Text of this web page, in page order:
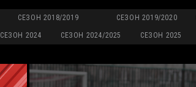
СЕЗОН 2018/2019 СЕЗОН 2019/2020
СЕЗОН 2024 СЕЗОН 2024/2025 СЕЗОН 2025